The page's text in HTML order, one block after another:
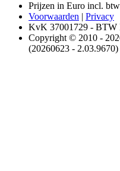
Prijzen in Euro incl. btw
Voorwaarden | Privacy
KvK 37001729 - BTW
Copyright © 2010 -
(20260623 - 2.03.9670)